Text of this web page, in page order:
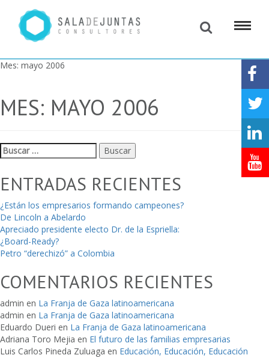
Mes: mayo 2006
MES: MAYO 2006
Buscar:
ENTRADAS RECIENTES
¿Están los empresarios formando campeones?
De Lincoln a Abelardo
Apreciado presidente electo Dr. de la Espriella:
¿Board-Ready?
Petro “derechizó” a Colombia
COMENTARIOS RECIENTES
admin en La Franja de Gaza latinoamericana
admin en La Franja de Gaza latinoamericana
Eduardo Dueri en La Franja de Gaza latinoamericana
Adriana Toro Mejia en El futuro de las familias empresarias
Luis Carlos Pineda Zuluaga en Educación, Educación, Educación